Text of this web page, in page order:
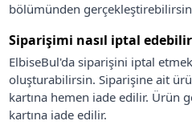
bölümünden
Siparişimi nasıl iptal
ElbiseBul'da siparişini iptal
oluşturabilirsin. Siparişine ait
kartına hemen iade edilir. Ürün
kartına iade edilir.